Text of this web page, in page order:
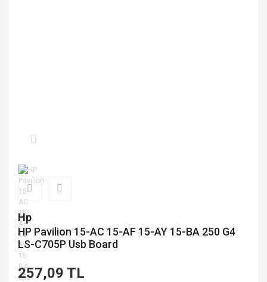
Hp
HP Pavilion 15-AC 15-AF 15-AY 15-BA 250 G4
LS-C705P Usb Board
257,09 TL